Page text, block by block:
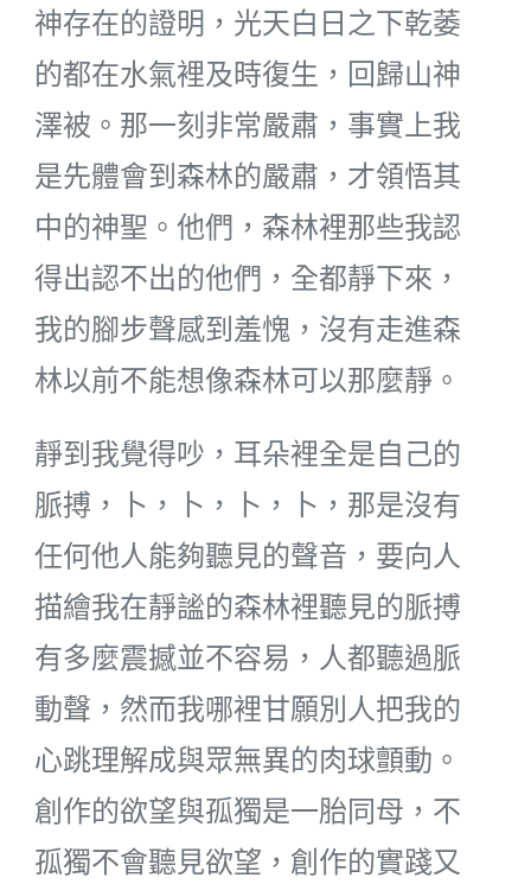
神存在的證明，光天白日之下乾萎
的都在水氣裡及時復生，回歸山神
澤被。那一刻非常嚴肅，事實上我
是先體會到森林的嚴肅，才領悟其
中的神聖。他們，森林裡那些我認
得出認不出的他們，全都靜下來，
我的腳步聲感到羞愧，沒有走進森
林以前不能想像森林可以那麼靜。
靜到我覺得吵，耳朵裡全是自己的
脈搏，卜，卜，卜，卜，那是沒有
任何他人能夠聽見的聲音，要向人
描繪我在靜謐的森林裡聽見的脈搏
有多麼震撼並不容易，人都聽過脈
動聲，然而我哪裡甘願別人把我的
心跳理解成與眾無異的肉球顫動。
創作的欲望與孤獨是一胎同母，不
孤獨不會聽見欲望，創作的實踐又